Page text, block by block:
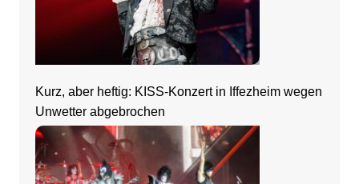
Kurz, aber heftig: KISS-Konzert in Iffezheim wegen
Unwetter abgebrochen